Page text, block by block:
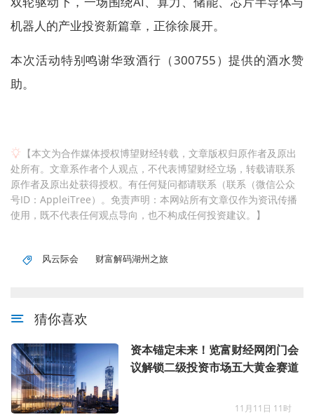
机器人的产业投资新篇章，正徐徐展开。
本次活动特别鸣谢华致酒行（300755）提供的酒水赞
助。
【本文为合作媒体授权博望财经转载，文章版权归原作者及原出
处所有。文章系作者个人观点，不代表博望财经立场，转载请联系
原作者及原出处获得授权。有任何疑问都请联系（联系（微信公众
号ID：AppleiTree）。免责声明：本网站所有文章仅作为资讯传播
使用，既不代表任何观点导向，也不构成任何投资建议。】
风云际会 财富解码湖州之旅
猜你喜欢
资本锚定未来！览富财经网闭门会
议解锁二级投资市场五大黄金赛道
11月11日 11时